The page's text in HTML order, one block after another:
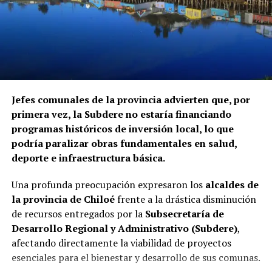
Contraloría. Hasta el momento, ninguna de las
instituciones mencionadas ha informado si ha iniciado
fiscalizaciones y solicitará antecedentes a cada
organismo involucrado para determinar las
responsabilidades administrativas correspondientes.
Jefes comunales de la provincia advierten que, por
primera vez, la Subdere no estaría financiando
programas históricos de inversión local, lo que
podría paralizar obras fundamentales en salud,
deporte e infraestructura básica.
Una profunda preocupación expresaron los alcaldes de
la provincia de Chiloéfrente a la drástica disminución
de recursos entregados por la Subsecretaría de
Desarrollo Regional y Administrativo (Subdere),
afectando directamente la viabilidad de proyectos
esenciales para el bienestar y desarrollo de sus comunas.